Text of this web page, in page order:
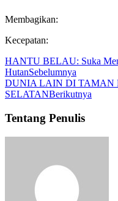
Membagikan:
Kecepatan:
HANTU BELAU: Suka
HutanSebelumnya
DUNIA LAIN DI TAMAN
SELATANBerikutnya
Tentang Penulis